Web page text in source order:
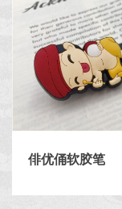
俳优俑软胶笔